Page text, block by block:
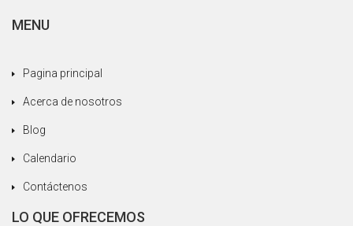
sufrimos indirectamente.
extrañamos ver la casa donde nació Drácula
porque se estaba filmando una película y la
licor y brandy para animarnos. Todavía no
estaban vacíos, lo que ayudó a levantar el
estado de ánimo rápidamente.
MENU
Pagina principal
Acerca de nosotros
Blog
Calendario
Contáctenos
LO QUE OFRECEMOS